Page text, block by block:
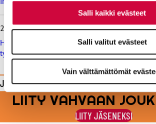
Salli kaikki evästeet
Salli valitut evästeet
Vain välttämättömät
26.6.2026
Helsingin kaupungille sakko
työehtosopimuksen rikkominen
Jaa tämä sivu
Jaa
Facebookissa
Jaa
viestipalvelu
X:ssä
Jaa
sähköpostilla
Jaa
WhatsAppilla
Jaa
Telegramilla
LIITY VAHVAAN
LIITY JÄSENEKSI